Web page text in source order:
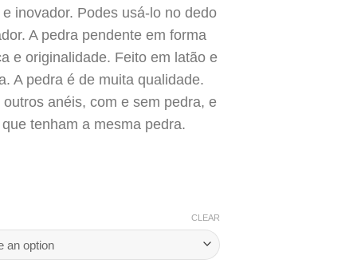
inovador. Podes usá-lo no dedo
A pedra pendente em forma
e originalidade. Feito em latão e
A pedra é de muita qualidade.
anéis, com e sem pedra, e
tenham a mesma pedra.
CLEAR